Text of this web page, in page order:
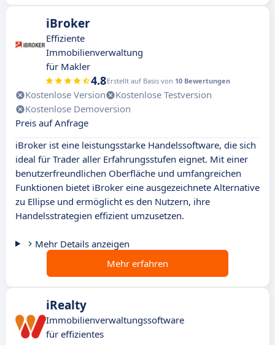
iBroker
Effiziente
Immobilienverwaltung
für Makler
4.8Erstellt auf Basis von 10 Bewertungen
Kostenlose Version
Kostenlose Testversion
Kostenlose Demoversion
Preis auf Anfrage
iBroker ist eine leistungsstarke Handelssoftware, die sich
ideal für Trader aller Erfahrungsstufen eignet. Mit einer
benutzerfreundlichen Oberfläche und umfangreichen
Funktionen bietet iBroker eine ausgezeichnete Alternative
zu Ellipse und ermöglicht es den Nutzern, ihre
Handelsstrategien effizient umzusetzen.
Mehr Details anzeigen
Mehr erfahren
iRealty
Immobilienverwaltungssoftware
für effizientes